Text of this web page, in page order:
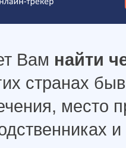
Вам найти
странах
место
и